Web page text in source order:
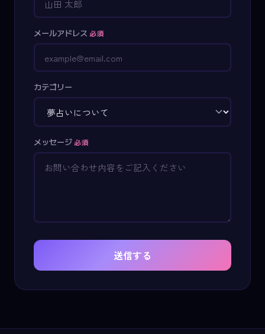
メールアドレス 必須
カテゴリー
メッセージ 必須
送信する